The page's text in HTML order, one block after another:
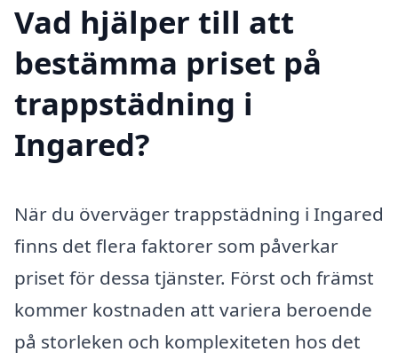
Vad hjälper till att
bestämma priset på
trappstädning i
Ingared?
När du överväger trappstädning i Ingared
finns det flera faktorer som påverkar
priset för dessa tjänster. Först och främst
kommer kostnaden att variera beroende
på storleken och komplexiteten hos det